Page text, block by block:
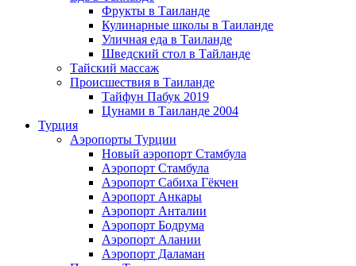
Фрукты в Таиланде
Кулинарные школы в Таиланде
Уличная еда в Таиланде
Шведский стол в Тайланде
Тайский массаж
Происшествия в Таиланде
Тайфун Пабук 2019
Цунами в Таиланде 2004
Турция
Аэропорты Турции
Новый аэропорт Стамбула
Аэропорт Стамбула
Аэропорт Сабиха Гёкчен
Аэропорт Анкары
Аэропорт Анталии
Аэропорт Бодрума
Аэропорт Алании
Аэропорт Даламан